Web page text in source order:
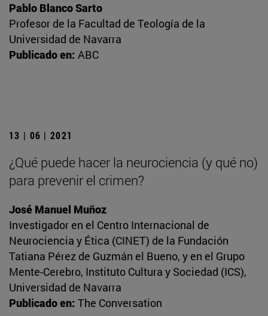
Pablo Blanco Sarto
Profesor de la Facultad de Teología de la
Universidad de Navarra
Publicado en: ABC
13 | 06 | 2021
¿Qué puede hacer la neurociencia (y qué no)
para prevenir el crimen?
José Manuel Muñoz
Investigador en el Centro Internacional de
Neurociencia y Ética (CINET) de la Fundación
Tatiana Pérez de Guzmán el Bueno, y en el Grupo
Mente-Cerebro, Instituto Cultura y Sociedad (ICS),
Universidad de Navarra
Publicado en: The Conversation